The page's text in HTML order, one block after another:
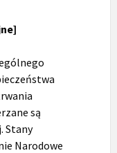
są
Stany
Narodowe